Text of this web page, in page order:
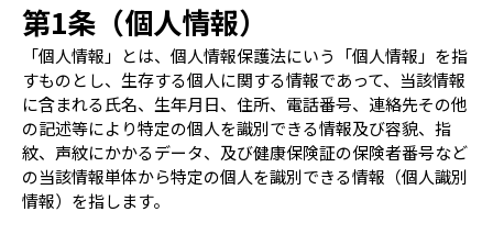
第1条（個人情報）
「個人情報」とは、個人情報保護法にいう「個人情報」を指
すものとし、生存する個人に関する情報であって、当該情報
に含まれる氏名、生年月日、住所、電話番号、連絡先その他
の記述等により特定の個人を識別できる情報及び容貌、指
紋、声紋にかかるデータ、及び健康保険証の保険者番号など
の当該情報単体から特定の個人を識別できる情報（個人識別
情報）を指します。